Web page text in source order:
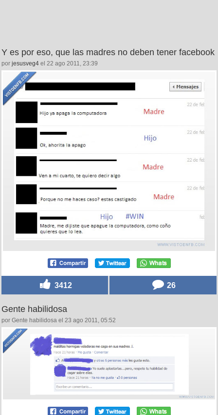
Y es por eso, que las madres no deben tener facebook
por jesusveg4 el 22 ago 2011, 23:39
3412 26
Gente habilidosa
por Gente habilidosa el 23 ago 2011, 05:52